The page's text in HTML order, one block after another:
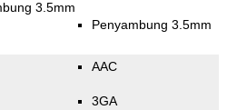
3.5mm
Penyambung 3.5mm
AAC
3GA